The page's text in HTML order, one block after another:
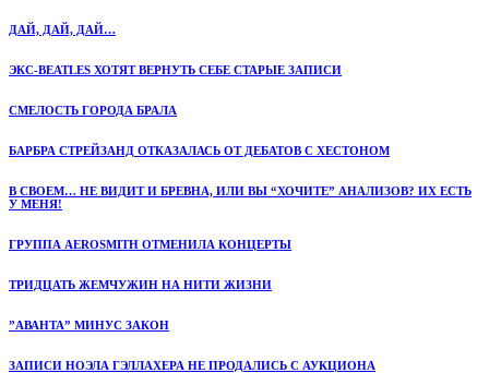
ДАЙ, ДАЙ, ДАЙ…
ЭКС-BEATLES ХОТЯТ ВЕРНУТЬ СЕБЕ СТАРЫЕ ЗАПИСИ
СМЕЛОСТЬ ГОРОДА БРАЛА
БАРБРА СТРЕЙЗАНД ОТКАЗАЛАСЬ ОТ ДЕБАТОВ С ХЕСТОНОМ
В СВОЕМ… НЕ ВИДИТ И БРЕВНА, ИЛИ ВЫ “ХОЧИТЕ” АНАЛИЗОВ? ИХ ЕСТЬ
У МЕНЯ!
ГРУППА AEROSMITH ОТМЕНИЛА КОНЦЕРТЫ
ТРИДЦАТЬ ЖЕМЧУЖИН НА НИТИ ЖИЗНИ
”АВАНТА” МИНУС ЗАКОН
ЗАПИСИ НОЭЛА ГЭЛЛАХЕРА НЕ ПРОДАЛИСЬ С АУКЦИОНА